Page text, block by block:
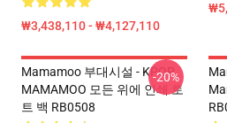
₩3,438,110 - ₩4,127,110
Mamamoo 부대시설 - KPOP
MAMAMOO 모든 위에 인쇄 토
트 백 RB0508
-20%